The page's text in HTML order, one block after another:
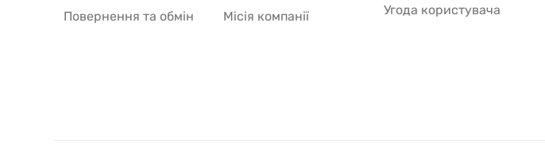
Повернення та обмін
Місія компанії
Угода користувача